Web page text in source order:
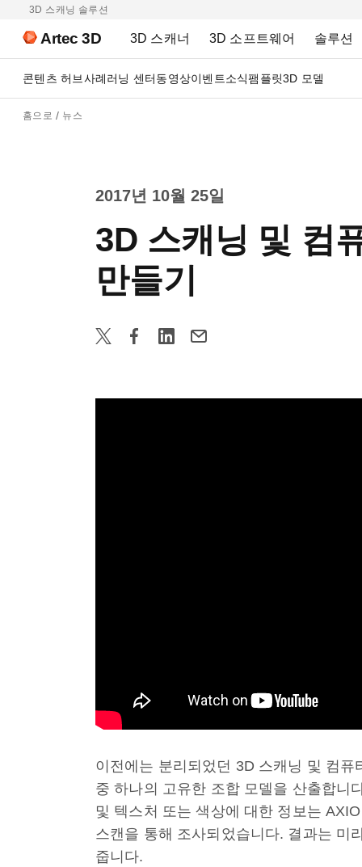
3D 스캐닝 솔루션
Artec 3D 3D 스캐너 3D 소프트웨어 솔루션
콘텐츠 허브사례러닝 센터동영상이벤트소식팸플릿3D 모델
홈으로 뉴스
2017년 10월 25일
3D 스캐닝 및 컴
만들기
이전에는 분리되었던 3D 스캐닝 및 컴
중 하나의 고유한 조합 모델을 산출합니
및 텍스처 또는 색상에 대한 정보는
스캔을 통해 조사되었습니다. 결과는 미
줍니다.